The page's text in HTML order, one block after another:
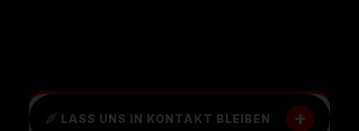
LASS UNS IN KONTAKT BLEIBEN +